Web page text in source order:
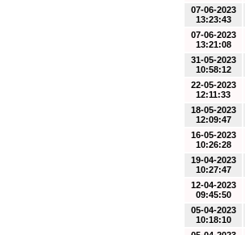
07-06-2023
13:23:43
07-06-2023
13:21:08
31-05-2023
10:58:12
22-05-2023
12:11:33
18-05-2023
12:09:47
16-05-2023
10:26:28
19-04-2023
10:27:47
12-04-2023
09:45:50
05-04-2023
10:18:10